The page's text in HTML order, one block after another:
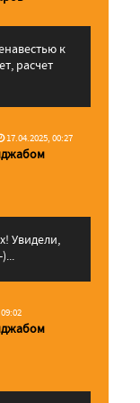
к
расчет
17.04.2025, 00:27
Увидели,